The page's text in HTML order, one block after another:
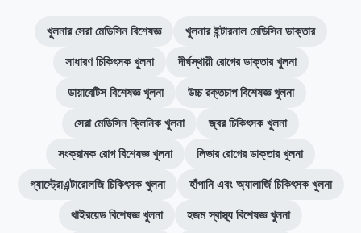
খুলনার সেরা মেডিসিন বিশেষজ্ঞ খুলনার ইন্টারনাল মেডিসিন ডাক্তার
সাধারণ চিকিৎসক খুলনা দীর্ঘস্থায়ী রোগের ডাক্তার খুলনা
ডায়াবেটিস বিশেষজ্ঞ খুলনা উচ্চ রক্তচাপ বিশেষজ্ঞ খুলনা
সেরা মেডিসিন ক্লিনিক খুলনা জ্বর চিকিৎসক খুলনা
সংক্রামক রোগ বিশেষজ্ঞ খুলনা লিভার রোগের ডাক্তার খুলনা
গ্যাস্ট্রোএন্টারোলজি চিকিৎসক খুলনা হাঁপানি এবং অ্যালার্জি চিকিৎসক খুলনা
থাইরয়েড বিশেষজ্ঞ খুলনা হজম স্বাস্থ্য বিশেষজ্ঞ খুলনা